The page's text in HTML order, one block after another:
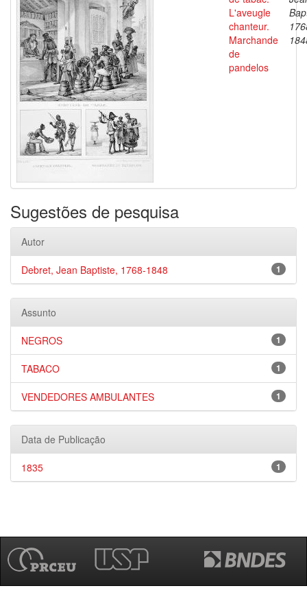
L'aveugle
chanteur.
Marchande
de
pandelos
Sugestões de pesquisa
Autor
1
Debret, Jean Baptiste, 1768-1848
Assunto
1
NEGROS
1
TABACO
1
VENDEDORES AMBULANTES
Data de Publicação
1
1835